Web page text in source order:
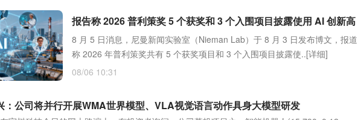
报告称 2026 普利策奖 5 个获奖和 3 个入围项目披露使用 AI 创新高
8 月 5 日消息，尼曼新闻实验室（Nieman Lab）于 8 月 3 日发布博文，报道
称 2026 年普利策奖共有 5 个获奖项目和 3 个入围项目披露使..[详细]
08/06 10:31
公司将并行开展WMA世界模型、VLA视觉语言动作具身大模型研发